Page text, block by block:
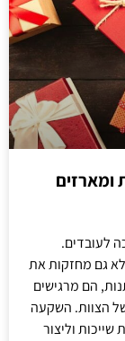
ומארזים
לעובדים.
גם מחזקות את
הם מרגישים
הצוות. השקעה
וליצור